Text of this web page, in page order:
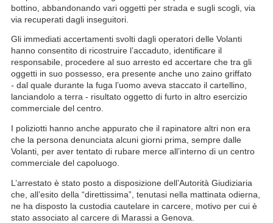
bottino, abbandonando vari oggetti per strada e sugli scogli, via
via recuperati dagli inseguitori.
Gli immediati accertamenti svolti dagli operatori delle Volanti
hanno consentito di ricostruire l’accaduto, identificare il
responsabile, procedere al suo arresto ed accertare che tra gli
oggetti in suo possesso, era presente anche uno zaino griffato
- dal quale durante la fuga l’uomo aveva staccato il cartellino,
lanciandolo a terra - risultato oggetto di furto in altro esercizio
commerciale del centro.
I poliziotti hanno anche appurato che il rapinatore altri non era
che la persona denunciata alcuni giorni prima, sempre dalle
Volanti, per aver tentato di rubare merce all’interno di un centro
commerciale del capoluogo.
L’arrestato è stato posto a disposizione dell’Autorità Giudiziaria
che, all’esito della “direttissima”, tenutasi nella mattinata odierna,
ne ha disposto la custodia cautelare in carcere, motivo per cui è
stato associato al carcere di Marassi a Genova.